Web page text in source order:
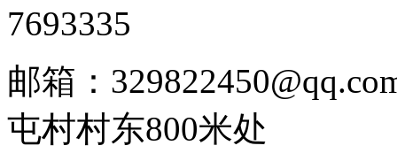
7693335
邮箱：
屯村村东800米处